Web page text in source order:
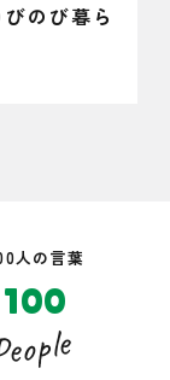
のび暮ら
人の言葉
100